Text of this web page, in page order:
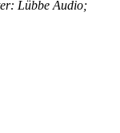
Lübbe Audio;